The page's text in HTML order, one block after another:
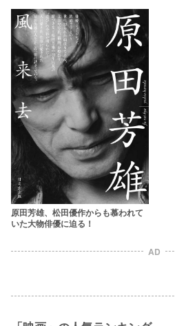
原田芳雄、松田優作からも慕われて
いた大物俳優に迫る！
AD